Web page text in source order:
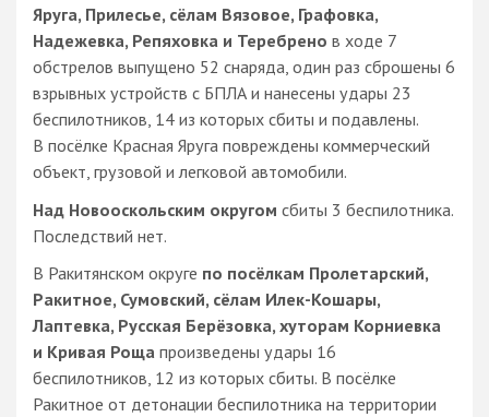
Яруга, Прилесье, сёлам Вязовое, Графовка,
Надежевка, Репяховка и Теребрено в ходе 7
обстрелов выпущено 52 снаряда, один раз сброшены 6
взрывных устройств с БПЛА и нанесены удары 23
беспилотников, 14 из которых сбиты и подавлены.
В посёлке Красная Яруга повреждены коммерческий
объект, грузовой и легковой автомобили.
Над Новооскольским округом сбиты 3 беспилотника.
Последствий нет.
В Ракитянском округе по посёлкам Пролетарский,
Ракитное, Сумовский, сёлам Илек-Кошары,
Лаптевка, Русская Берёзовка, хуторам Корниевка
и Кривая Роща произведены удары 16
беспилотников, 12 из которых сбиты. В посёлке
Ракитное от детонации беспилотника на территории